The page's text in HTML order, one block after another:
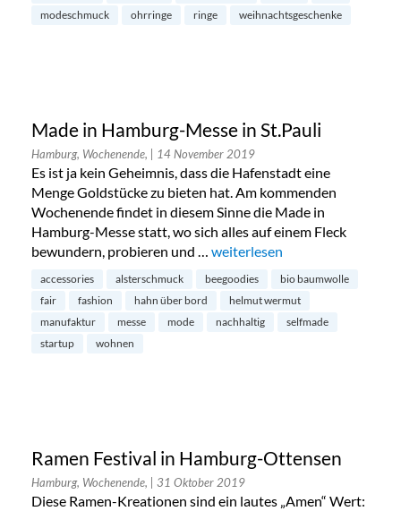
modeschmuck
ohrringe ringe weihnachtsgeschenke
Made in Hamburg-Messe in St.Pauli
Hamburg, Wochenende, | 14 November 2019
Es ist ja kein Geheimnis, dass die Hafenstadt eine
Menge Goldstücke zu bieten hat. Am kommenden
Wochenende findet in diesem Sinne die Made in
Hamburg-Messe statt, wo sich alles auf einem Fleck
bewundern, probieren und … „Made in Hamburg-Messe in
weiterlesen
accessories alsterschmuck beegoodies
bio baumwolle
fair
fashion hahn über bord
helmut wermut
manufaktur
messe mode nachhaltig
selfmade
startup
wohnen
Ramen Festival in Hamburg-Ottensen
Hamburg, Wochenende, | 31 Oktober 2019
Diese Ramen-Kreationen sind ein lautes „Amen“ Wert: